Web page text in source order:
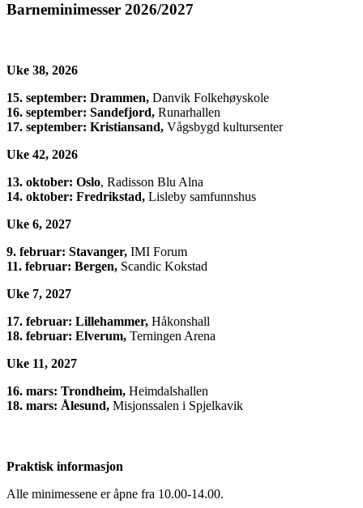
Barneminimesser 2026/2027
Uke 38, 2026
15. september: Drammen, Danvik Folkehøyskole
16. september: Sandefjord, Runarhallen
17. september: Kristiansand, Vågsbygd kultursenter
Uke 42, 2026
13. oktober: Oslo, Radisson Blu Alna
14. oktober: Fredrikstad, Lisleby samfunnshus
Uke 6, 2027
9. februar: Stavanger, IMI Forum
11. februar: Bergen, Scandic Kokstad
Uke 7, 2027
17. februar: Lillehammer, Håkonshall
18. februar: Elverum, Terningen Arena
Uke 11, 2027
16. mars: Trondheim, Heimdalshallen
18. mars: Ålesund, Misjonssalen i Spjelkavik
Praktisk informasjon
Alle minimessene er åpne fra 10.00-14.00.